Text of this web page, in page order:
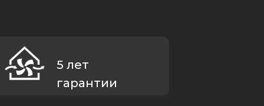
5 лет
гарантии